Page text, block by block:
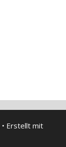
• Erstellt mit